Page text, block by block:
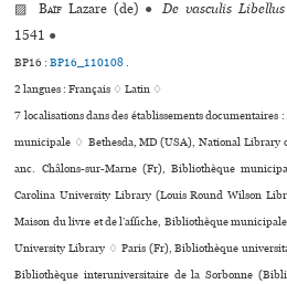
▨Baïf Lazare (de) ● De vasculis Libellus
1541 ●
BP16 :BP16_110108.
2 langues :Français ♢Latin ♢
7 localisations dans des établissements
muni­ci­pale ♢ Bethesda, MD (USA), National Library
anc. Châlons-sur-Marne (Fr), Bibliothèque
Carolina University Library (Louis Round Wilson
Maison du livre et de l’affi­che, Bibliothèque
University Library ♢ Paris (Fr), Bibliothèque
Bibliothèque inte­ru­ni­ver­si­taire de la Sorbonne